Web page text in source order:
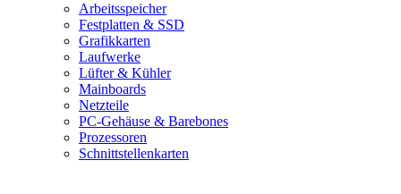
Arbeitsspeicher
Festplatten & SSD
Grafikkarten
Laufwerke
Lüfter & Kühler
Mainboards
Netzteile
PC-Gehäuse & Barebones
Prozessoren
Schnittstellenkarten